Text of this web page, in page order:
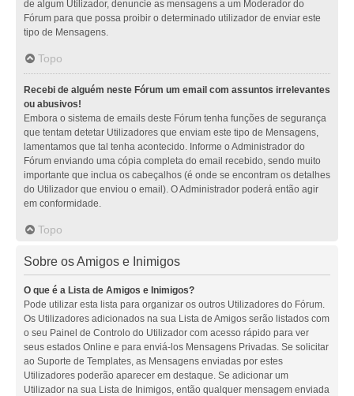
de algum Utilizador, denuncie as mensagens a um Moderador do
Fórum para que possa proibir o determinado utilizador de enviar este
tipo de Mensagens.
Topo
Recebi de alguém neste Fórum um email com assuntos irrelevantes
ou abusivos!
Embora o sistema de emails deste Fórum tenha funções de segurança
que tentam detetar Utilizadores que enviam este tipo de Mensagens,
lamentamos que tal tenha acontecido. Informe o Administrador do
Fórum enviando uma cópia completa do email recebido, sendo muito
importante que inclua os cabeçalhos (é onde se encontram os detalhes
do Utilizador que enviou o email). O Administrador poderá então agir
em conformidade.
Topo
Sobre os Amigos e Inimigos
O que é a Lista de Amigos e Inimigos?
Pode utilizar esta lista para organizar os outros Utilizadores do Fórum.
Os Utilizadores adicionados na sua Lista de Amigos serão listados com
o seu Painel de Controlo do Utilizador com acesso rápido para ver
seus estados Online e para enviá-los Mensagens Privadas. Se solicitar
ao Suporte de Templates, as Mensagens enviadas por estes
Utilizadores poderão aparecer em destaque. Se adicionar um
Utilizador na sua Lista de Inimigos, então qualquer mensagem enviada